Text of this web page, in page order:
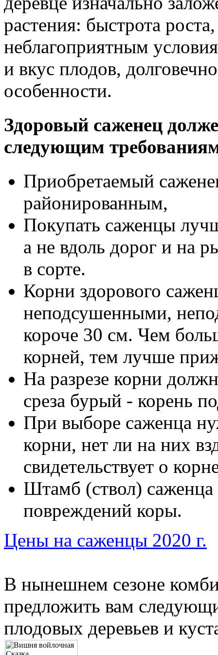
растения: быстрота
неблагоприятным
и вкус плодов,
особенности.
Здоровый саженец
следующим
Приобретаемый
районированным,
Покупать саженцы
а не вдоль дорог и на
в сорте.
Корни здорового
неподсушенными,
короче 30 см. Чем
корней, тем лучше
На разрезе корни
среза бурый - корень
При выборе саженца
корни, нет ли на них
свидетельствует о
Штамб (ствол)
повреждений коры.
Цены на саженцы 2020 г.
В нынешнем сезоне
предложить вам
плодовых деревьев и